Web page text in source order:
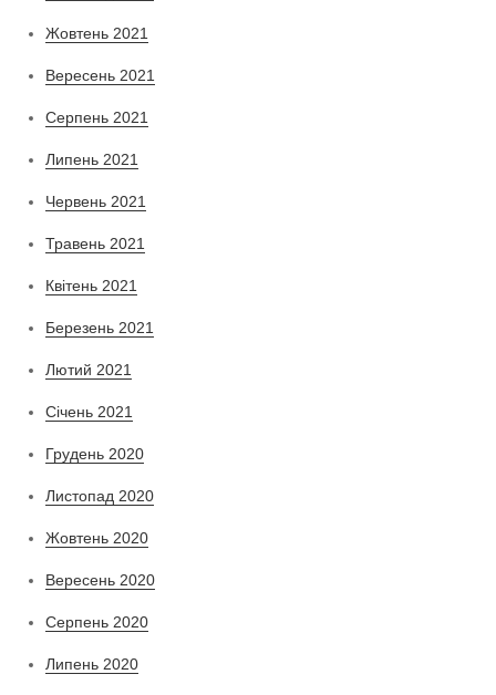
Жовтень 2021
Вересень 2021
Серпень 2021
Липень 2021
Червень 2021
Травень 2021
Квітень 2021
Березень 2021
Лютий 2021
Січень 2021
Грудень 2020
Листопад 2020
Жовтень 2020
Вересень 2020
Серпень 2020
Липень 2020